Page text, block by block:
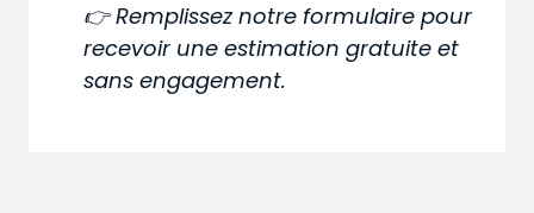
👉 Remplissez notre formulaire pour
recevoir une estimation gratuite et
sans engagement.